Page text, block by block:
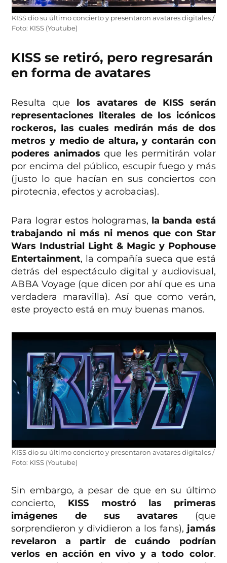
KISS dio su último concierto y presentaron avatares digitales /
Foto: KISS (Youtube)
KISS se retiró, pero regresarán
en forma de avatares
Resulta que los avatares de KISS serán
representaciones literales de los icónicos
rockeros, las cuales medirán más de dos
metros y medio de altura, y contarán con
poderes animados que les permitirán volar
por encima del público, escupir fuego y más
(justo lo que hacían en sus conciertos con
pirotecnia, efectos y acrobacias).
Para lograr estos hologramas, la banda está
trabajando ni más ni menos que con Star
Wars Industrial Light & Magic y Pophouse
Entertainment, la compañía sueca que está
detrás del espectáculo digital y audiovisual,
ABBA Voyage (que dicen por ahí que es una
verdadera maravilla). Así que como verán,
este proyecto está en muy buenas manos.
KISS dio su último concierto y presentaron avatares digitales /
Foto: KISS (Youtube)
Sin embargo, a pesar de que en su último
concierto, KISS mostró las primeras
imágenes de sus avatares (que
sorprendieron y dividieron a los fans), jamás
revelaron a partir de cuándo podrían
verlos en acción en vivo y a todo color.